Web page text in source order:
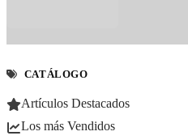
CATÁLOGO
Artículos Destacados
Los más Vendidos